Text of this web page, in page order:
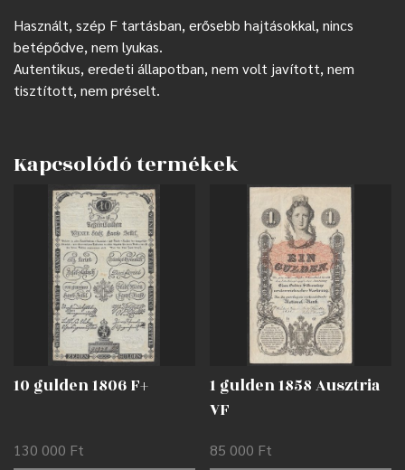
Használt, szép F tartásban, erősebb hajtásokkal, nincs
betépődve, nem lyukas.
Autentikus, eredeti állapotban, nem volt javított, nem
tisztított, nem préselt.
Kapcsolódó termékek
10 gulden 1806 F+
130 000 Ft
1 gulden 1858 Ausztria
VF
85 000 Ft